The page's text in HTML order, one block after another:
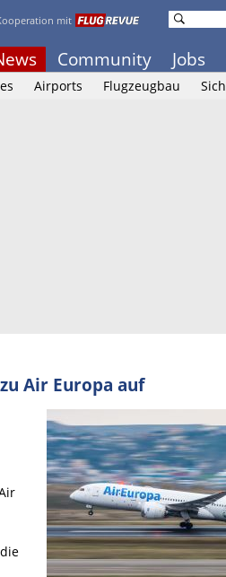
mit
Community Jobs
Airports Flugzeugbau
Air Europa auf